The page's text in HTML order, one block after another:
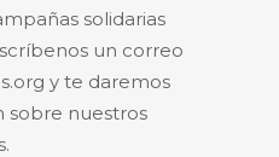
solidarias
un correo
y te daremos
sobre nuestros